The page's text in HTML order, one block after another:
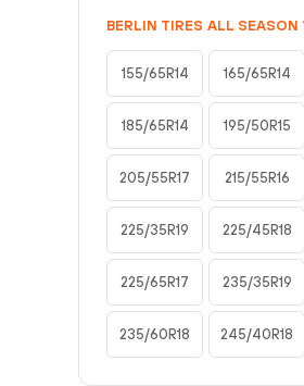
BERLIN TIRES ALL SEASON
155/65R14 165/65R14
185/65R14 195/50R15
205/55R17 215/55R16
225/35R19 225/45R18
225/65R17 235/35R19
235/60R18 245/40R18